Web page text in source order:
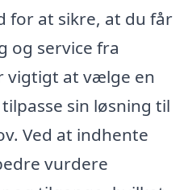
for at sikre, at du får
og service fra
vigtigt at vælge en
sin løsning til
Ved at indhente
vurdere